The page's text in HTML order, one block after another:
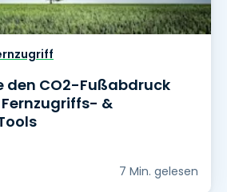
den CO2-Fußabdruck
&
7 Min. gelesen